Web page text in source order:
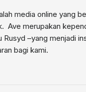
media online yang
Ave merupakan
Rusyd –yang menjadi
bagi kami.